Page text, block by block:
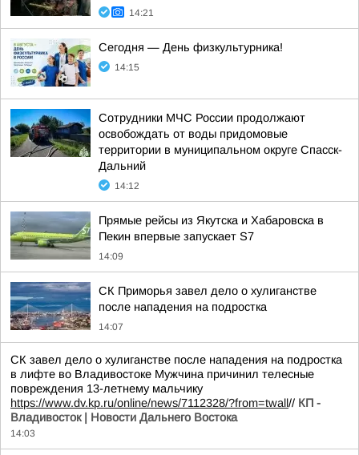
14:21
Сегодня — День физкультурника!
14:15
Сотрудники МЧС России продолжают
освобождать от воды придомовые
территории в муниципальном округе Спасск-
Дальний
14:12
Прямые рейсы из Якутска и Хабаровска в
Пекин впервые запускает S7
14:09
СК Приморья завел дело о хулиганстве
после нападения на подростка
14:07
СК завел дело о хулиганстве после нападения на подростка
в лифте во Владивостоке Мужчина причинил телесные
повреждения 13-летнему мальчику
https://www.dv.kp.ru/online/news/7112328/?from=twall// КП -
Владивосток | Новости Дальнего Востока
14:03